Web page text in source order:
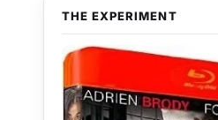
THE EXPERIMENT